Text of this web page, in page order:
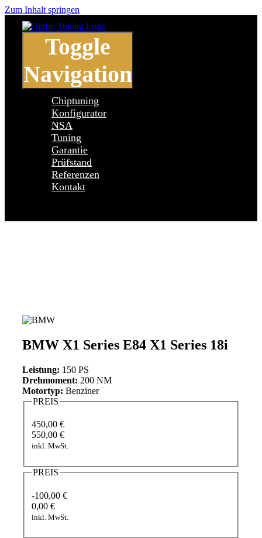
Zum Inhalt springen
Toggle
Navigation
Chiptuning
Konfigurator
NSA
Tuning
Garantie
Prüfstand
Referenzen
Kontakt
BMW X1 Series E84 X1 Series 18i
Leistung: 150 PS
Drehmoment: 200 NM
Motortyp: Benziner
PREIS
450,00 €
550,00 €
inkl. MwSt.
PREIS
-100,00 €
0,00 €
inkl. MwSt.